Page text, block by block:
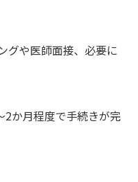
グや医師面接、必要に
か月程度で手続きが完